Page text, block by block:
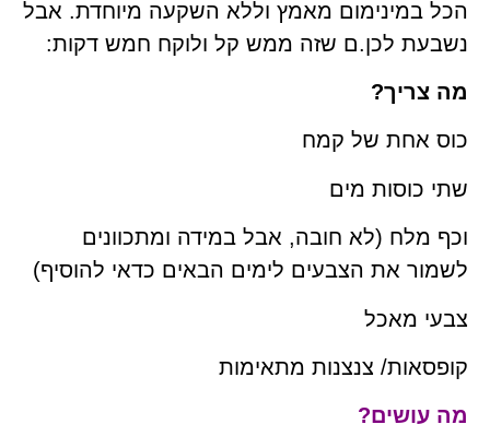
הכל במינימום מאמץ וללא השקעה מיוחדת. אבל
נשבעת לכן.ם שזה ממש קל ולוקח חמש דקות:
מה צריך?
כוס אחת של קמח
שתי כוסות מים
וכף מלח (לא חובה, אבל במידה ומתכוונים
לשמור את הצבעים לימים הבאים כדאי להוסיף)
צבעי מאכל
קופסאות/ צנצנות מתאימות
מה עושים?